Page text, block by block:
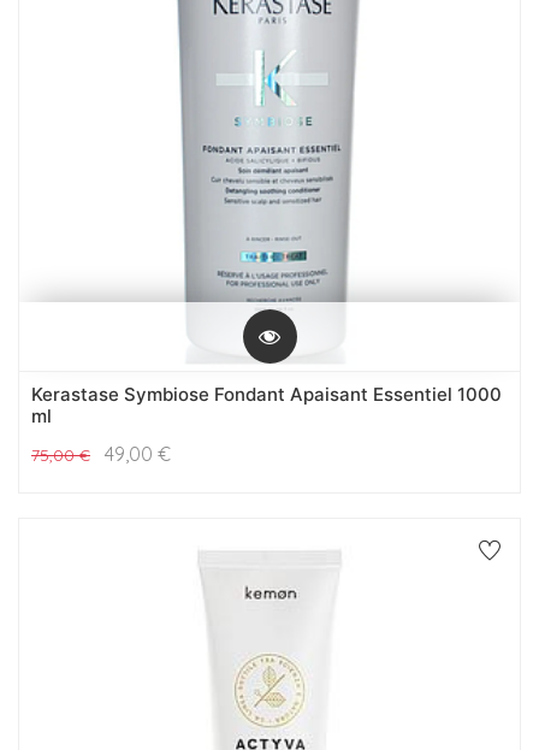
Kerastase Symbiose Fondant Apaisant Essentiel 1000
ml
75,00€ 49,00 €